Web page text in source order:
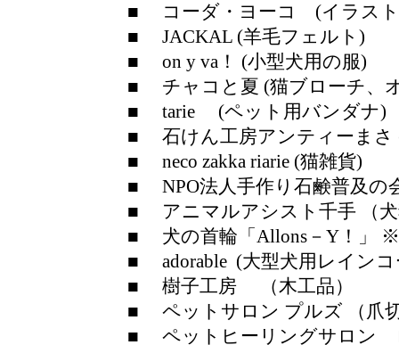
■ コーダ・ヨーコ (イラスト
■ JACKAL (羊毛フェルト)
■ on y va！ (小型犬用の服)
■ チャコと夏 (猫ブローチ、
■ tarie (ペット用バンダナ)
■ 石けん工房アンティーまさ
■ neco zakka riarie (猫雑貨)
■ NPO法人手作り石鹸普及の
■ アニマルアシスト千手 （犬
■ 犬の首輪「Allons－Y！」
■ adorable (大型犬用レイン
■ 樹子工房 （木工品）
■ ペットサロン プルズ （爪
■ ペットヒーリングサロン